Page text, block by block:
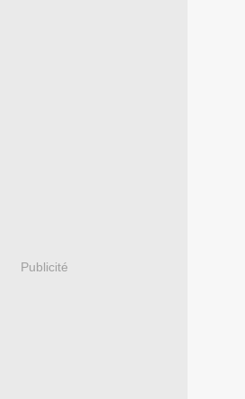
Publicité